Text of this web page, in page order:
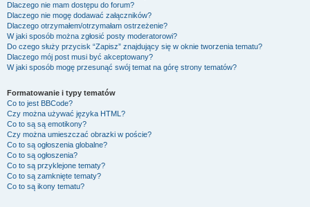
Dlaczego nie mam dostępu do forum?
Dlaczego nie mogę dodawać załączników?
Dlaczego otrzymałem/otrzymałam ostrzeżenie?
W jaki sposób można zgłosić posty moderatorowi?
Do czego służy przycisk “Zapisz” znajdujący się w oknie tworzenia tematu?
Dlaczego mój post musi być akceptowany?
W jaki sposób mogę przesunąć swój temat na górę strony tematów?
Formatowanie i typy tematów
Co to jest BBCode?
Czy można używać języka HTML?
Co to są są emotikony?
Czy można umieszczać obrazki w poście?
Co to są ogłoszenia globalne?
Co to są ogłoszenia?
Co to są przyklejone tematy?
Co to są zamknięte tematy?
Co to są ikony tematu?